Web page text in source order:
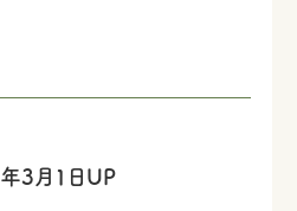
3月1日UP